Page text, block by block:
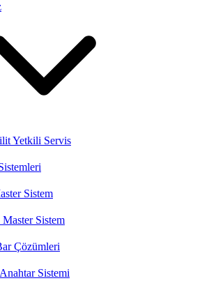
Yetkili Servis
Sistem
Sistem
Çözümleri
Sistemi